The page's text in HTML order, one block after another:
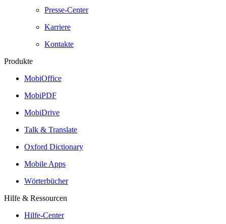
Presse-Center
Karriere
Kontakte
Produkte
MobiOffice
MobiPDF
MobiDrive
Talk & Translate
Oxford Dictionary
Mobile Apps
Wörterbücher
Hilfe & Ressourcen
Hilfe-Center